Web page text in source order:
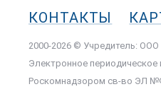
КОНТАКТЫ
2000-2026 © Учредитель:
Электронное периодическое
Роскомнадзором cв-во ЭЛ